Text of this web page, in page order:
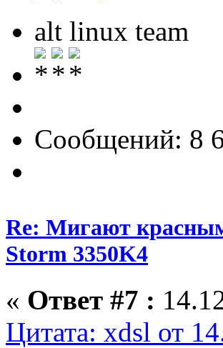
alt linux team
Сообщений: 8
Re: Мигают
Storm 3350K4
« Ответ #7 :
Цитата: xdsl от